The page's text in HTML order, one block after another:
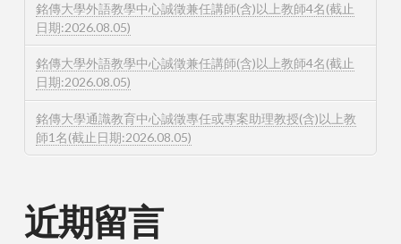
銘傳大學外語教學中心誠徵兼任講師(含)以上教師4名(截止
日期:2026.08.05)
銘傳大學外語教學中心誠徵兼任講師(含)以上教師4名(截止
日期:2026.08.05)
銘傳大學通識教育中心誠徵專任或專案助理教授(含)以上教
師1名(截止日期:2026.08.05)
近期留言